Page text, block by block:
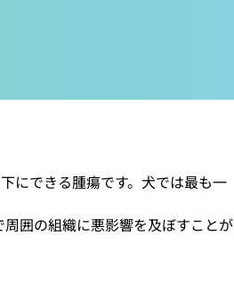
にできる腫瘍です。犬では最も一
囲の組織に悪影響を及ぼすことが